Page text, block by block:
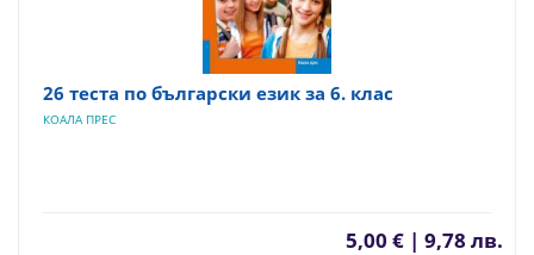
26 теста по български език за 6. клас
КОАЛА ПРЕС
5,00 € | 9,78 лв.